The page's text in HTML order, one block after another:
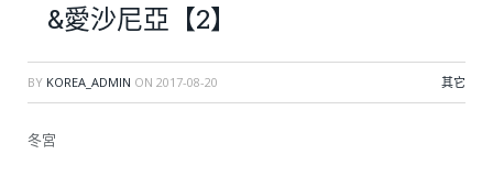
&愛沙尼亞【2】
BY KOREA_ADMIN ON 2017-08-20 其它
冬宮